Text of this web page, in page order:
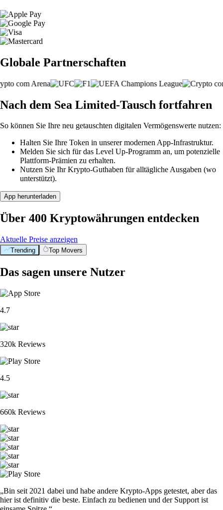
Globale Partnerschaften
Nach dem Sea Limited-Tausch fortfahren
So können Sie Ihre neu getauschten digitalen Vermögenswerte nutzen:
Halten Sie Ihre Token in unserer modernen App-Infrastruktur.
Melden Sie sich für das Level Up-Programm an, um potenzielle
Plattform-Prämien zu erhalten.
Nutzen Sie Ihr Krypto-Guthaben für alltägliche Ausgaben (wo
unterstützt).
App herunterladen
Über 400 Kryptowährungen entdecken
Aktuelle Preise anzeigen
Trending Top Movers
Das sagen unsere Nutzer
4.7
320k Reviews
4.5
660k Reviews
„Bin seit 2021 dabei und habe andere Krypto-Apps getestet, aber das
hier ist definitiv die beste. Einfach zu bedienen und der Support ist